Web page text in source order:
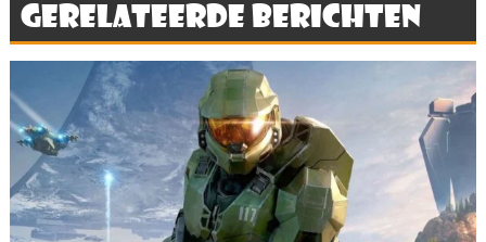
Gerelateerde berichten